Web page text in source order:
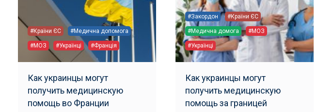
#Країни ЄС #Медична допомога
#МОЗ #Українці #Франція
Как украинцы могут
получить медицинскую
помощь во Франции
#Закордон #Країни ЄС
#Медична домога #МОЗ
#Українці
Как украинцы могут
получить медицинскую
помощь за границей